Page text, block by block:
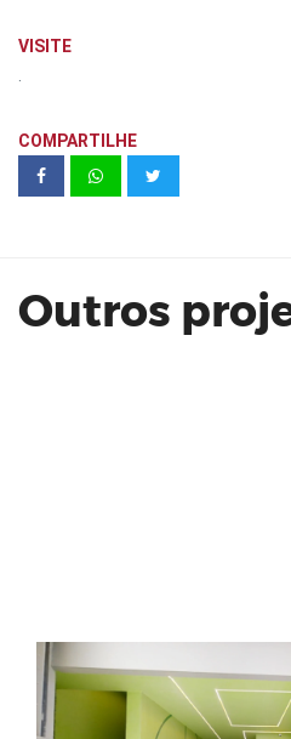
VISITE
COMPARTILHE
Outros
RESERVA